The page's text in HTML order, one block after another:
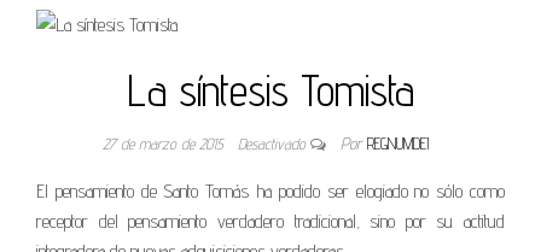
La síntesis Tomista
27 de marzo de 2015 Desactivado Por REGNUMDEI
El pensamiento de Santo Tomás ha podido ser elogiado no sólo como
receptor del pensamiento verdadero tradicional, sino por su actitud